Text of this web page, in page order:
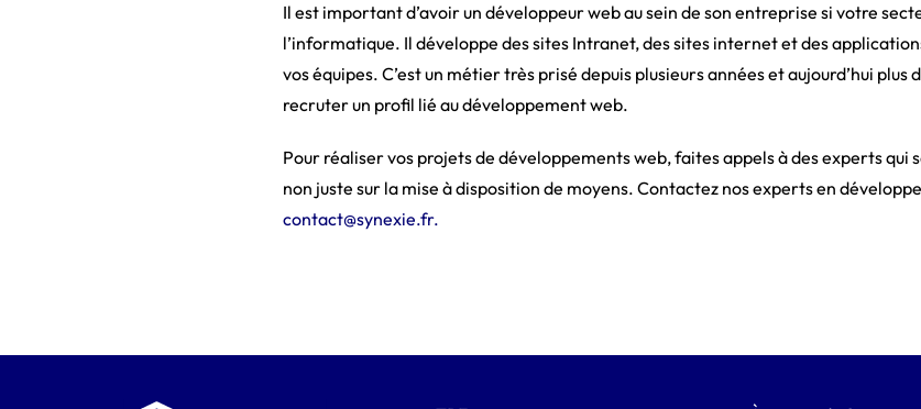
Il est important d’avoir un développeur web au sein de son entreprise si votre
l’informatique. Il développe des sites Intranet, des sites internet et des
vos équipes. C’est un métier très prisé depuis plusieurs années et aujourd’hui
recruter un profil lié au développement web.
Pour réaliser vos projets de développements web, faites appels à des experts qui
non juste sur la mise à disposition de moyens. Contactez nos experts en
contact@synexie.fr.